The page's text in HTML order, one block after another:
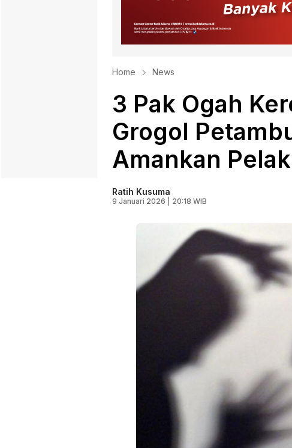
Home News
3 Pak Ogah
Grogol
Amankan
Ratih Kusuma
9 Januari 2026 | 20:18 WIB